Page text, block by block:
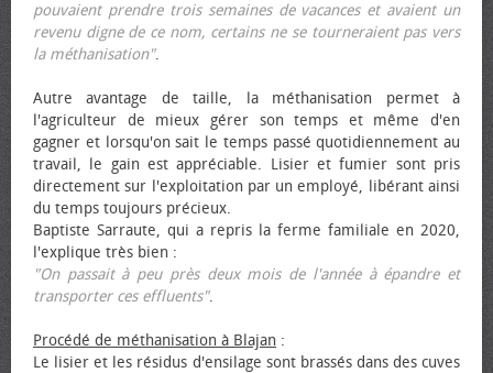
pouvaient prendre trois semaines de vacances et avaient un
revenu digne de ce nom, certains ne se tourneraient pas vers
la méthanisation".
Autre avantage de taille, la méthanisation permet à
l'agriculteur de mieux gérer son temps et même d'en
gagner et lorsqu'on sait le temps passé quotidiennement au
travail, le gain est appréciable. Lisier et fumier sont pris
directement sur l'exploitation par un employé, libérant ainsi
du temps toujours précieux.
Baptiste Sarraute, qui a repris la ferme familiale en 2020,
l'explique très bien :
"On passait à peu près deux mois de l'année à épandre et
transporter ces effluents".
Procédé de méthanisation à Blajan :
Le lisier et les résidus d'ensilage sont brassés dans des cuves